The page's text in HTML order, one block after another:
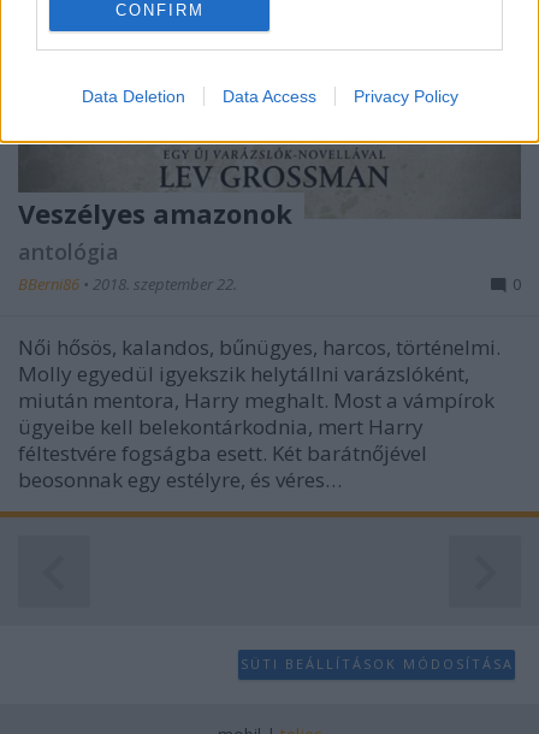
related to functionality of the website or app.
related to personalization.
related to security, including authentication
functionality and fraud prevention, and other
user protection.
CONFIRM
Data Deletion Data Access Privacy Policy
Veszélyes amazonok
antológia
BBerni86 • 2018. szeptember 22. 0
Női hősös, kalandos, bűnügyes, harcos, történelmi.
Molly egyedül igyekszik helytállni varázslóként,
miután mentora, Harry meghalt. Most a vámpírok
ügyeibe kell belekontárkodnia, mert Harry
féltestvére fogságba esett. Két barátnőjével
beosonnak egy estélyre, és véres…
SÜTI BEÁLLÍTÁSOK MÓDOSÍTÁSA